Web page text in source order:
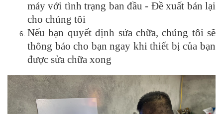
máy với tình trạng ban đầu - Đề xuất bán lại
cho chúng tôi
Nếu bạn quyết định sửa chữa, chúng tôi sẽ
thông báo cho bạn ngay khi thiết bị của bạn
được sửa chữa xong